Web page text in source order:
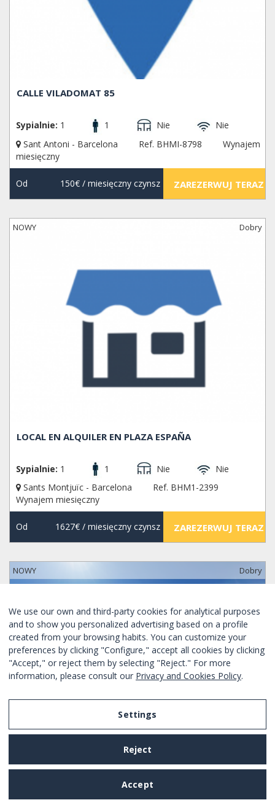
CALLE VILADOMAT 85
Sypialnie: 1 1 Nie
Nie
Sant Antoni - Barcelona
Ref. BHMI-8798
Wynajem
miesięczny
Od 150€/ miesięczny czynsz ZAREZERWUJ TERAZ
NOWY Dobry
LOCAL EN ALQUILER EN PLAZA ESPAÑA
Sypialnie: 1 1 Nie
Nie
Sants Montjuïc - Barcelona
Ref. BHM1-2399
Wynajem miesięczny
Od 1627€/ miesięczny czynsz ZAREZERWUJ TERAZ
NOWY Dobry
SPECJALNA OFERTA TYLKO DZISIAJ
ÁTICO EN EL CENTRO DE BARCELONA
We use our own and third-party cookies for analytical purposes
and to show you personalized advertising based on a profile
created from your browsing habits. You can customize your
preferences by clicking "Configure," accept all cookies by clicking
"Accept," or reject them by selecting "Reject." For more
information, please consult our Privacy and Cookies Policy.
Settings
Reject
Accept